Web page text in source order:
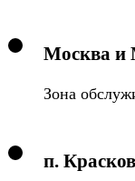
Москва и
Зона
п.